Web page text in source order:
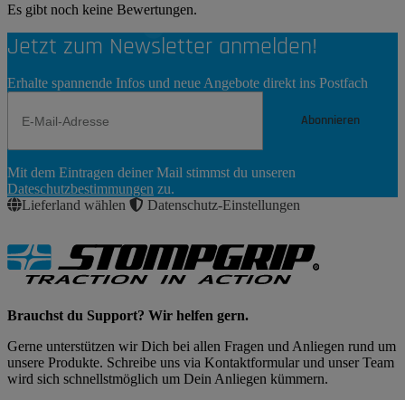
Es gibt noch keine Bewertungen.
Jetzt zum Newsletter anmelden!
Erhalte spannende Infos und neue Angebote direkt ins Postfach
Abonnieren
Abonnieren
Mit dem Eintragen deiner Mail stimmst du unseren
Dateschutzbestimmungen zu.
Lieferland wählen
Datenschutz-Einstellungen
Brauchst du Support? Wir helfen gern.
Gerne unterstützen wir Dich bei allen Fragen und Anliegen rund um
unsere Produkte. Schreibe uns via Kontaktformular und unser Team
wird sich schnellstmöglich um Dein Anliegen kümmern.